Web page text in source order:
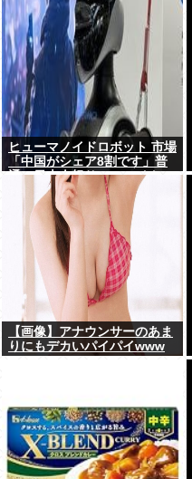
ヒューマノイドロボット 市場
「中国がシェア8割です」普
通の日本人怒りのフェイクニ
ュース認定へ…
【画像】アナウンサーのあま
りにもデカいパイパイwww